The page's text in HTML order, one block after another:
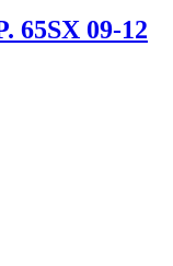
65SX 09-12